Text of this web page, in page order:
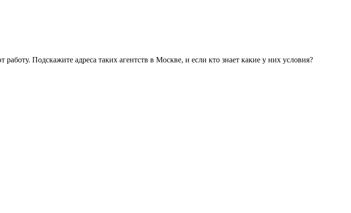
Подскажите адреса таких агентств в Москве, и если кто знает какие у них условия?